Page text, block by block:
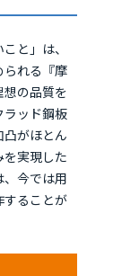
と」は、
れる『摩
の品質を
ラッド鋼板
凸がほとん
実現した
今では用
ることが